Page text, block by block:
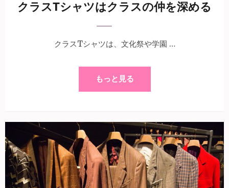
クラスTシャツはクラスの仲を深める
クラスTシャツは、文化祭や学園 …
もっと見る